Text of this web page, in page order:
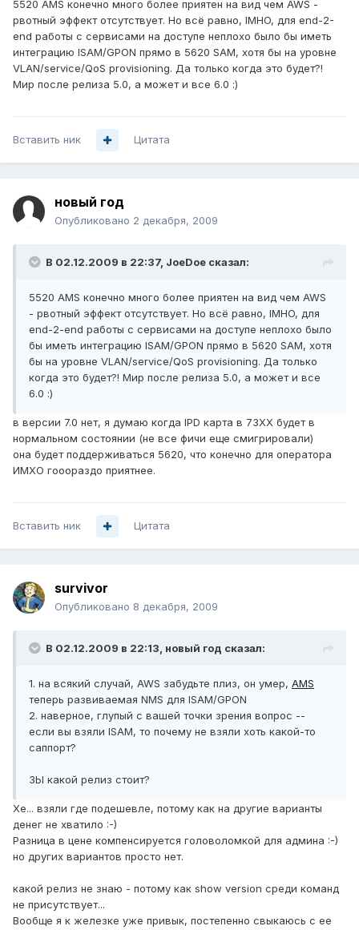
5520 AMS конечно много более приятен на вид чем AWS -
рвотный эффект отсутствует. Но всё равно, IMHO, для end-2-
end работы с сервисами на доступе неплохо было бы иметь
интеграцию ISAM/GPON прямо в 5620 SAM, хотя бы на уровне
VLAN/service/QoS provisioning. Да только когда это будет?!
Мир после релиза 5.0, а может и все 6.0 :)
Вставить ник Цитата
новый год
Опубликовано 2 декабря, 2009
В 02.12.2009 в 22:37, JoeDoe сказал:
5520 AMS конечно много более приятен на вид чем AWS
- рвотный эффект отсутствует. Но всё равно, IMHO, для
end-2-end работы с сервисами на доступе неплохо было
бы иметь интеграцию ISAM/GPON прямо в 5620 SAM, хотя
бы на уровне VLAN/service/QoS provisioning. Да только
когда это будет?! Мир после релиза 5.0, а может и все
6.0 :)
в версии 7.0 нет, я думаю когда IPD карта в 73XX будет в
нормальном состоянии (не все фичи еще смигрировали)
она будет поддерживаться 5620, что конечно для оператора
ИМХО гооораздо приятнее.
Вставить ник Цитата
survivor
Опубликовано 8 декабря, 2009
В 02.12.2009 в 22:13, новый год сказал:
1. на всякий случай, AWS забудьте плиз, он умер, AMS
теперь развиваемая NMS для ISAM/GPON
2. наверное, глупый с вашей точки зрения вопрос --
если вы взяли ISAM, то почему не взяли хоть какой-то
саппорт?
ЗЫ какой релиз стоит?
Хе... взяли где подешевле, потому как на другие варианты
денег не хватило :-)
Разница в цене компенсируется головоломкой для админа :-)
но других вариантов просто нет.
какой релиз не знаю - потому как show version среди команд
не присутствует...
Вообще я к железке уже привык, постепенно свыкаюсь с ее